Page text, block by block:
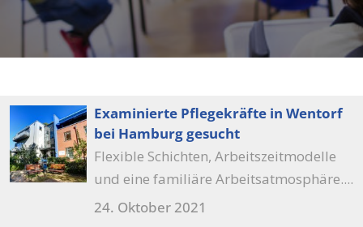
Examinierte Pflegekräfte in Wentorf
bei Hamburg gesucht
Flexible Schichten, Arbeitszeitmodelle
und eine familiäre Arbeitsatmosphäre....
24. Oktober 2021